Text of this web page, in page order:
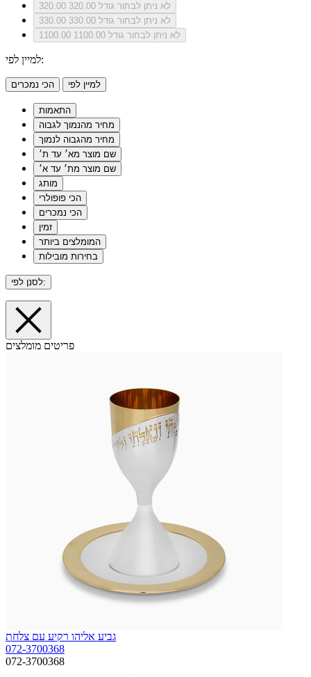
320.00
לא ניתן לבחור גודל 320.00
330.00
לא ניתן לבחור גודל 330.00
1100.00
לא ניתן לבחור גודל 1100.00
למיין לפי:
הכי נמכרים למיין לפי
התאמות
מחיר מהנמוך לגבוה
מחיר מהגבוה לנמוך
שם מוצר מא׳ עד ת׳
שם מוצר מת׳ עד א׳
מותג
הכי פופולרי
הכי נמכרים
זמין
המומלצים ביותר
בחירות מובילות
לסנן לפי:
פריטים מומלצים
גביע אליהו רקיע עם צלחת
072-3700368
072-3700368